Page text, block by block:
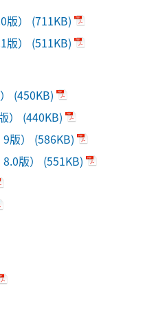
） (711KB)
） (511KB)
(450KB)
） (440KB)
版） (586KB)
版） (551KB)